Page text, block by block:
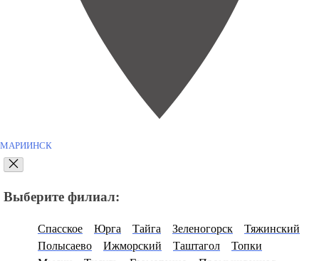
МАРИИНСК
Выберите филиал:
Спасское Юрга Тайга Зеленогорск
Тяжинский
Полысаево
Ижморский Таштагол
Топки